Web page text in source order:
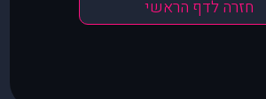
חזרה לדף הראשי